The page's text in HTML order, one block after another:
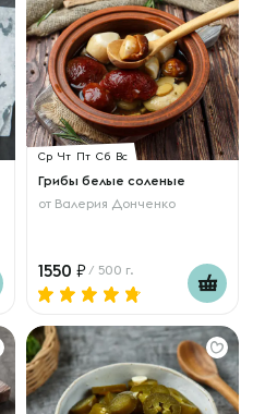
Ср Чт Пт Сб Вс
Грибы белые соленые
от Валерия Донченко
1550 / 500 г.